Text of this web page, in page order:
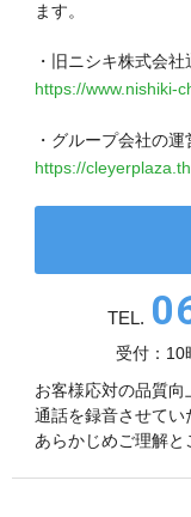
ます。
・旧ニシキ株式会社
https://www.nishiki-
・グループ会社の
https://
TEL.
受付：
お客様応対の品質向
通話を録音させてい
あらかじめご理解と